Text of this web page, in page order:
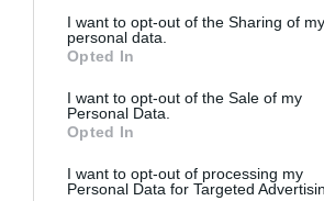
I want to opt-out of the Sharing of my
personal data.
Opted In
I want to opt-out of the Sale of my
Personal Data.
Opted In
I want to opt-out of processing my
Personal Data for Targeted
Generalitat, así que tampoco.
Teniendo todo esto en cuentra,
resultados arrojaban que Mónica Oltra
ventaja sobre Papi Robles como
La larga espera de